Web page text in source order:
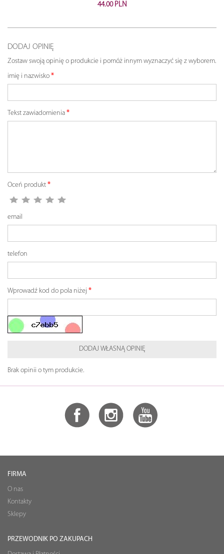
44.00 PLN
DODAJ OPINIĘ
Zostaw swoją opinię o produkcie i pomóż innym wyznaczyć się z wyborem.
imię i nazwisko
Tekst zawiadomienia
Oceń produkt
email
telefon
Wprowadź kod do pola niżej
DODAJ WŁASNĄ OPINIĘ
Brak opinii o tym produkcie.
FIRMA
O nas
Kontakty
Sklepy
PRZEWODNIK PO ZAKUPACH